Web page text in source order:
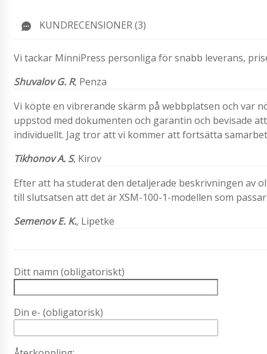
KUNDRECENSIONER (3)
Vi tackar MinniPress personliga för snabb leverans,
Shuvalov G. R, Penza
Vi köpte en vibrerande skärm på webbplatsen och var
uppstod med dokumenten och garantin och bevisade
individuellt. Jag tror att vi kommer att fortsätta
Tikhonov A. S, Kirov
Efter att ha studerat den detaljerade beskrivningen av
till slutsatsen att det är XSM-100-1-modellen som
Semenov E. K., Lipetke
Ditt namn (obligatoriskt)
Din e- (obligatorisk)